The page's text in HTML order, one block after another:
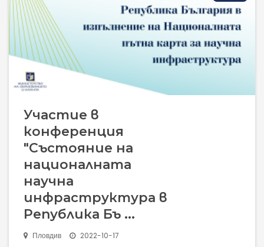
Участие в
конференция
"Състояние на
националната
научна
инфраструктура в
Република Бъ ...
Пловдив 2022-10-17